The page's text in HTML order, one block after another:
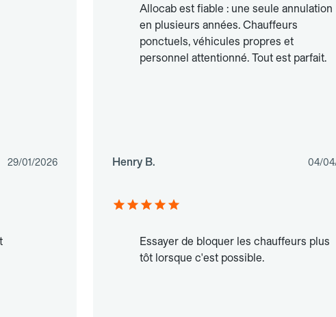
29/01/2026
Allocab est fiable : une seule annulation
en plusieurs années. Chauffeurs
ponctuels, véhicules propres et
personnel attentionné. Tout est parfait.
Henry B. 04/
Essayer de bloquer les chauffeurs plus
tôt lorsque c'est possible.